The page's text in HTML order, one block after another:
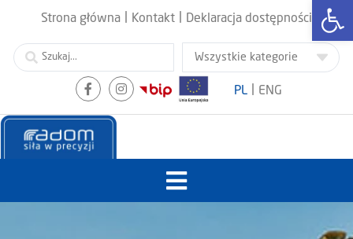
Strona główna Kontakt Deklaracja dostępności
PL ENG